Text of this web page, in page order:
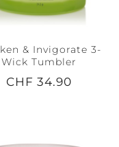
& Invigorate 3-
Wick Tumbler
CHF 34.90